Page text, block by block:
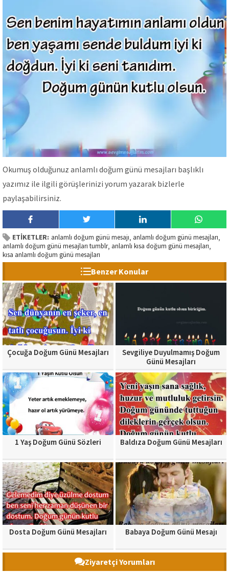
Okumuş olduğunuz anlamlı doğum günü mesajları başlıklı
yazımız ile ilgili görüşlerinizi yorum yazarak bizlerle
paylaşabilirsiniz.
ETİKETLER: anlamlı doğum günü mesajı, anlamlı doğum günü mesajları,
anlamlı doğum günü mesajları tumblr, anlamlı kısa doğum günü mesajları,
kısa anlamlı doğum günü mesajları
Benzer Konular
Çocuğa Doğum Günü Mesajları
Sevgiliye Duyulmamış Doğum
Günü Mesajları
1 Yaş Doğum Günü Sözleri Baldıza Doğum Günü Mesajları
Dosta Doğum Günü Mesajları Babaya Doğum Günü Mesajı
Ziyaretçi Yorumları